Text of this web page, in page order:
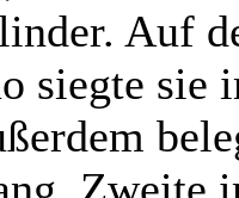
Auf
siegte sie